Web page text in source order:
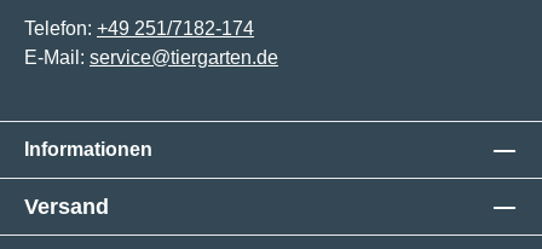
Telefon: +49 251/7182-174
E-Mail: service@tiergarten.de
Informationen
Versand